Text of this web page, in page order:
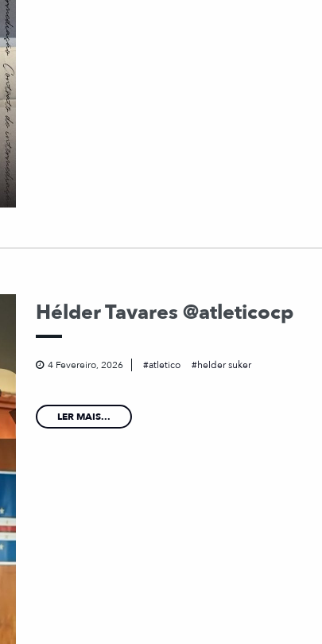
Hélder Tavares @atleticocp
4 Fevereiro, 2026 atletico helder suker
LER MAIS...